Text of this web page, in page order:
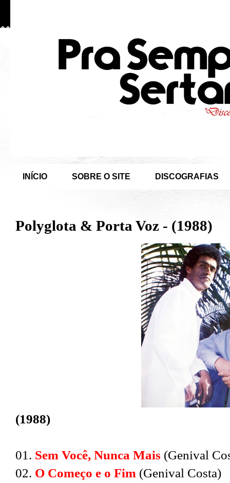
INÍCIO SOBRE O SITE DISCOGRAFIAS
Polyglota & Porta Voz - (1988)
(1988)
01. Sem Você, Nunca Mais (Genival
02. O Começo e o Fim (Genival Costa)